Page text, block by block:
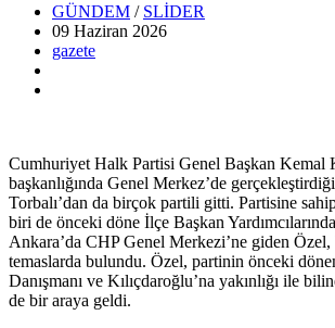
GÜNDEM / SLİDER
09 Haziran 2026
gazete
Cumhuriyet Halk Partisi Genel Başkan Kemal
başkanlığında Genel Merkez’de
Torbalı’dan da birçok partili gitti. Partisine
biri de önceki döne İlçe Başkan
Ankara’da CHP Genel Merkezi’ne giden Özel,
temaslarda bulundu. Özel, partinin önceki
Danışmanı ve Kılıçdaroğlu’na yakınlığı ile
de bir araya geldi.